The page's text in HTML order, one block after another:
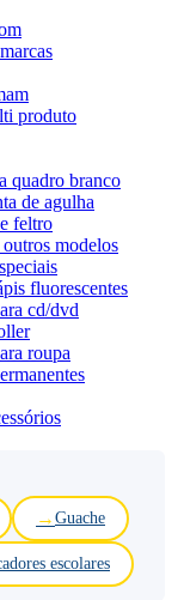
produto
quadro branco
de agulha
feltro
modelos
fluorescentes
cd/dvd
roupa
Guache
escolares